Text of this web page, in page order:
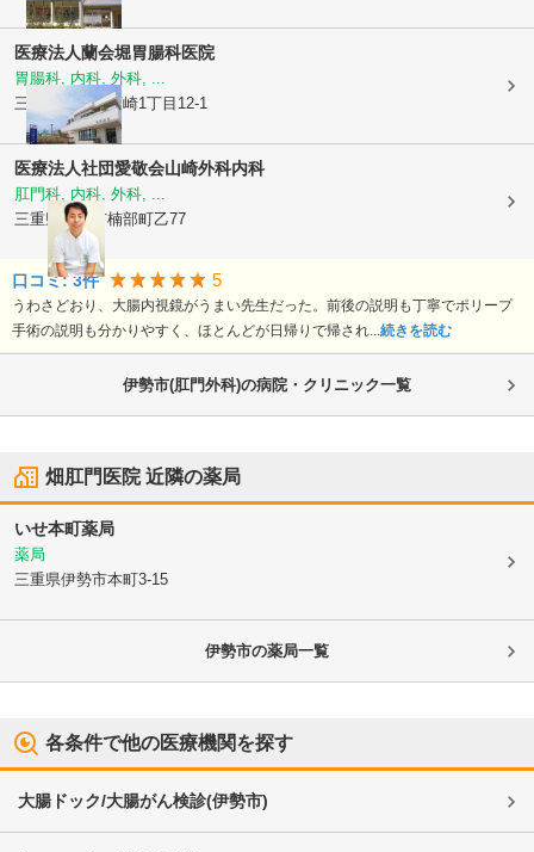
医療法人蘭会堀胃腸科医院
胃腸科, 内科, 外科, ...
三重県伊勢市河崎1丁目12-1
医療法人社団愛敬会山崎外科内科
肛門科, 内科, 外科, ...
三重県伊勢市楠部町乙77
口コミ: 3件 5
うわさどおり、大腸内視鏡がうまい先生だった。前後の説明も丁寧でポリープ
手術の説明も分かりやすく、ほとんどが日帰りで帰され...続きを読む
伊勢市(肛門外科)の病院・クリニック一覧
畑肛門医院近隣の薬局
いせ本町薬局
薬局
三重県伊勢市本町3-15
伊勢市の薬局一覧
各条件で他の医療機関を探す
大腸ドック/大腸がん検診(伊勢市)